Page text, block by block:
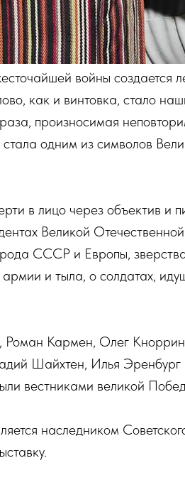
войны создается
как и винтовка, стало
произносимая
одним из символов
в лицо через объектив и
Великой
СССР и Европы,
и тыла, о солдатах,
Роман Кармен, Олег
Шайхтен, Илья
вестниками великой
наследником